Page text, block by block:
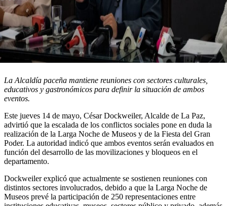
La Alcaldía paceña mantiene reuniones con sectores culturales,
educativos y gastronómicos para definir la situación de ambos
eventos.
Este jueves 14 de mayo, César Dockweiler, Alcalde de La Paz,
advirtió que la escalada de los conflictos sociales pone en duda la
realización de la Larga Noche de Museos y de la Fiesta del Gran
Poder. La autoridad indicó que ambos eventos serán evaluados en
función del desarrollo de las movilizaciones y bloqueos en el
departamento.
Dockweiler explicó que actualmente se sostienen reuniones con
distintos sectores involucrados, debido a que la Larga Noche de
Museos prevé la participación de 250 representaciones entre